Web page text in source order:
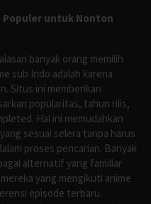
Populer untuk Nonton
banyak orang memilih
sub Indo adalah karena
Situs ini memberikan
popularitas, tahun rilis,
Hal ini memudahkan
sesuai selera tanpa harus
proses pencarian. Banyak
alternatif yang familiar
yang mengikuti anime
episode terbaru.